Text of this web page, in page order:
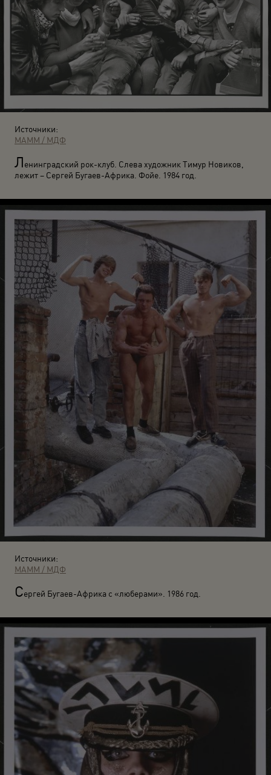
Источники:
МАММ / МДФ
Ленинградский рок-клуб. Слева художник Тимур Новиков,
лежит – Сергей Бугаев-Африка. Фойе. 1984 год.
Источники:
МАММ / МДФ
Сергей Бугаев-Африка с «люберами». 1986 год.